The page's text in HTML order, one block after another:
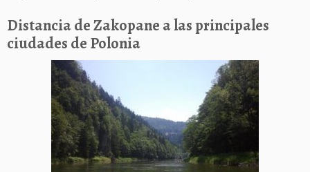
Distancia de Zakopane a las principales
ciudades de Polonia